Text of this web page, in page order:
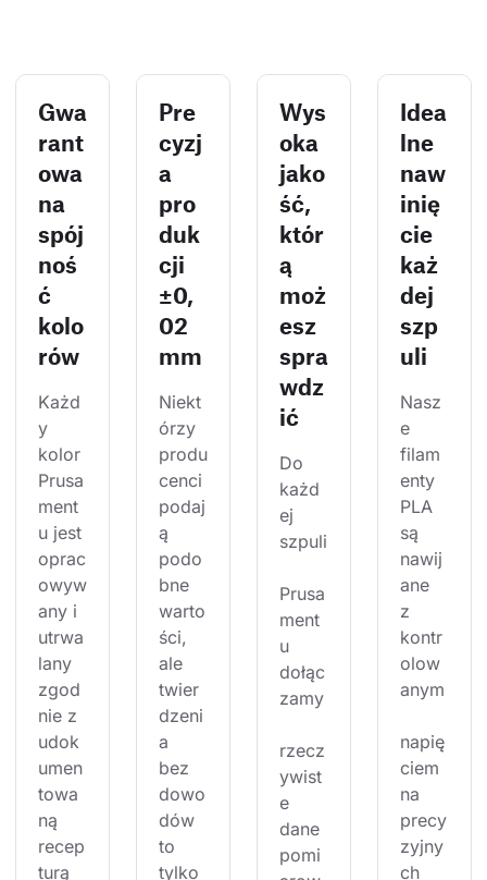
Gwa
rant
owa
na
spój
noś
ć
kolo
rów
Każd
y
kolor
Prusa
ment
u jest
oprac
owyw
any i
utrwa
lany
zgod
nie z
udok
umen
towa
ną
recep
turą
Pre
cyzj
a
pro
duk
cji
±0,
02
mm
Niekt
órzy
produ
cenci
podaj
ą
podo
bne
warto
ści,
ale
twier
dzeni
a
bez
dowo
dów
to
tylko
Wys
oka
jako
ść,
któr
ą
moż
esz
spra
wdz
ić
Do
każd
ej
szpuli
Prusa
ment
u
dołąc
zamy
rzecz
ywist
e
dane
pomi
Idea
lne
naw
inię
cie
każ
dej
szp
uli
Nasz
e
filam
enty
PLA
są
nawij
ane
z
kontr
olow
anym
napię
ciem
na
precy
zyjny
ch